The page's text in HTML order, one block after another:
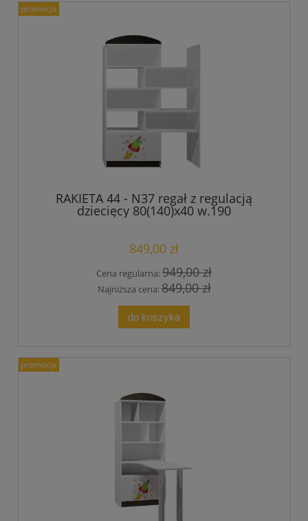
RAKIETA 44 - N37 regał z regulacją
dziecięcy 80(140)x40 w.190
849,00 zł
Cena regularna:949,00 zł
Najniższa cena:849,00 zł
do koszyka
promocja
promocja